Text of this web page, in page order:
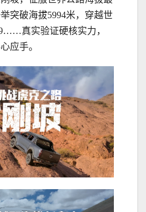
突破海拔5994米，穿越世
真实验证硬核实力，
应手。